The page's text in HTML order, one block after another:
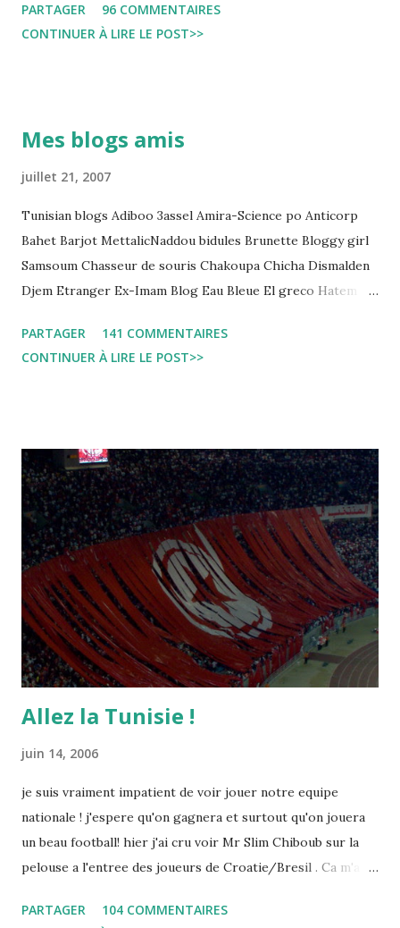
التي قضاها تحفظيا . هذه الممارسات تسبب كوارث اجتماعية واقتصادية
و تجعل المواطن يحقد على المنظومة القضائية و يحس بالظلم و القهر
regard des Lignes directrices Luanda"
PARTAGER
96 COMMENTAIRES
CONTINUER À LIRE LE POST>>
Mes blogs amis
juillet 21, 2007
Tunisian blogs Adiboo 3assel Amira-Science po Anticorp
Bahet Barjot MettalicNaddou bidules Brunette Bloggy girl
Samsoum Chasseur de souris Chakoupa Chicha Dismalden
Djem Etranger Ex-Imam Blog Eau Bleue El greco Hatem
Leila fi amarikia Little Sarah American girl Massir mots a
dire Mouch ex Mazzika Tun...
PARTAGER
141 COMMENTAIRES
CONTINUER À LIRE LE POST>>
Allez la Tunisie !
juin 14, 2006
je suis vraiment impatient de voir jouer notre equipe
nationale ! j'espere qu'on gagnera et surtout qu'on jouera
un beau football! hier j'ai cru voir Mr Slim Chiboub sur la
pelouse a l'entree des joueurs de Croatie/Bresil . Ca m'a
instances internationales.( Je me demande d'ailleurs a quoi
PARTAGER
104 COMMENTAIRES